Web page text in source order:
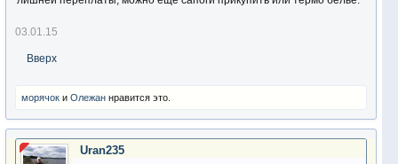
03.01.15
Вверх
морячoк и Олежан нравится это.
Uran235